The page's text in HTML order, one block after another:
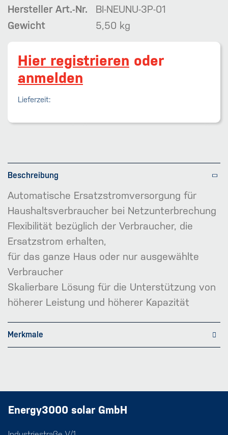
Hersteller Art.-Nr.
BI-NEUNU-3P-01
Gewicht
5,50 kg
Hier registrieren oder
anmelden
Lieferzeit:
Beschreibung
Automatische Ersatzstromversorgung für
Haushaltsverbraucher bei Netzunterbrechung
Flexibilität bezüglich der Verbraucher, die
Ersatzstrom erhalten,
für das ganze Haus oder nur ausgewählte
Verbraucher
Skalierbare Lösung für die Unterstützung von
höherer Leistung und höherer Kapazität
Merkmale
Energy3000 solar GmbH